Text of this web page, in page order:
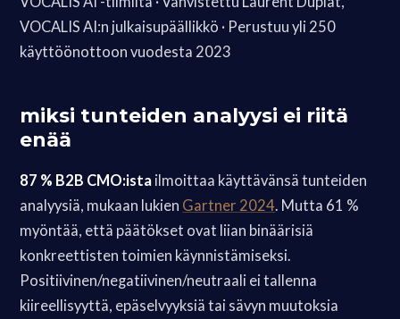
VOCALIS AI:n julkaisupäällikkö · Perustuu yli 250
käyttöönottoon vuodesta 2023
miksi tunteiden analyysi ei riitä
enää
87 % B2B CMO:ista ilmoittaa käyttävänsä tunteiden
analyysiä, mukaan lukien Gartner 2024. Mutta 61 %
myöntää, että päätökset ovat liian binäärisiä
konkreettisten toimien käynnistämiseksi.
Positiivinen/negatiivinen/neutraali ei tallenna
kiireellisyyttä, epäselvyyksiä tai sävyn muutoksia